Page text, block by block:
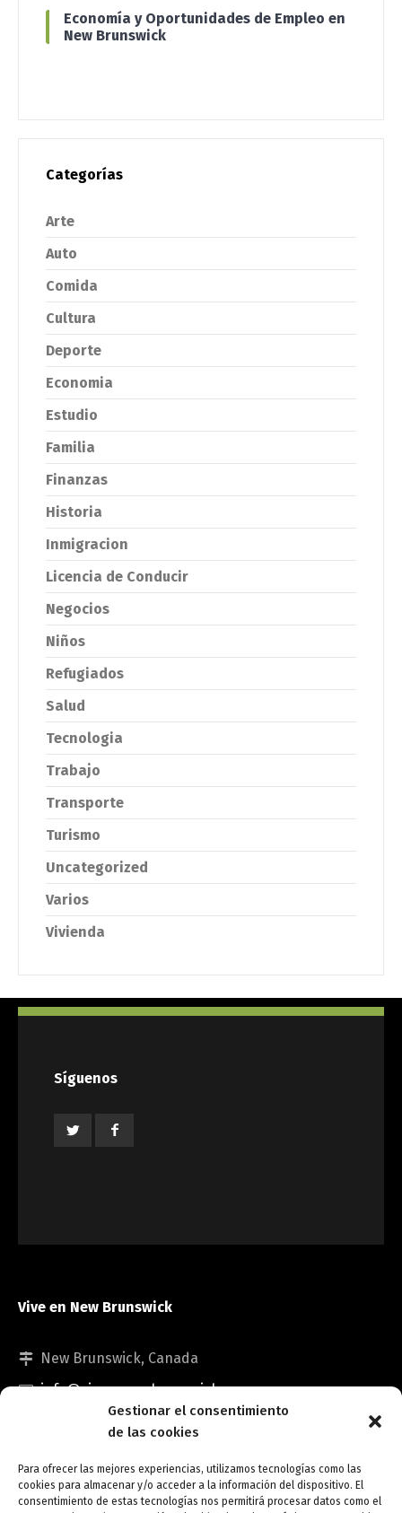
Gestionar el consentimiento
de las cookies
Para ofrecer las mejores experiencias, utilizamos tecnologías como las
cookies para almacenar y/o acceder a la información del dispositivo. El
consentimiento de estas tecnologías nos permitirá procesar datos como el
Economía y Oportunidades de Empleo en
New Brunswick
Categorías
Arte
Auto
Comida
Cultura
Deporte
Economia
Estudio
Familia
Finanzas
Historia
Inmigracion
Licencia de Conducir
Negocios
Niños
Refugiados
Salud
Tecnologia
Trabajo
Transporte
Turismo
Uncategorized
Varios
Vivienda
Síguenos
Vive en New Brunswick
New Brunswick, Canada
info@viveennewbrunswick.com